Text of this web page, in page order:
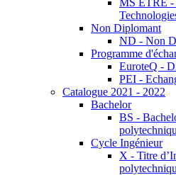
MS ETRE -
Non Diplomant
ND - Non
Programme
EuroteQ -
PEI -
Catalogue 2021 - 2022
Bachelor
BS -
Cycle Ingénieur
X - Titre